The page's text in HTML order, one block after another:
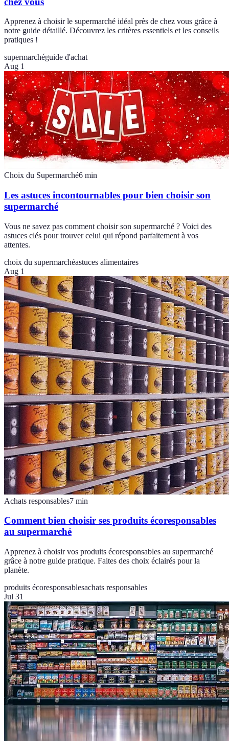
Apprenez à choisir le supermarché idéal près de chez vous grâce à
notre guide détaillé. Découvrez les critères essentiels et les conseils
pratiques !
supermarchéguide d'achat
Aug 1
Choix du Supermarché6 min
Les astuces incontournables pour bien choisir son
supermarché
Vous ne savez pas comment choisir son supermarché ? Voici des
astuces clés pour trouver celui qui répond parfaitement à vos
attentes.
choix du supermarchéastuces alimentaires
Aug 1
Achats responsables7 min
Comment bien choisir ses produits écoresponsables
au supermarché
Apprenez à choisir vos produits écoresponsables au supermarché
grâce à notre guide pratique. Faites des choix éclairés pour la
planète.
produits écoresponsablesachats responsables
Jul 31